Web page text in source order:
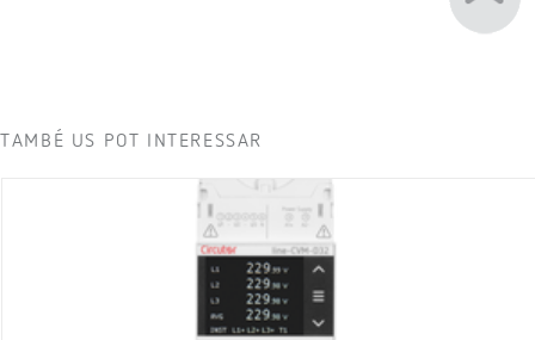
TAMBÉ US POT INTERESSAR